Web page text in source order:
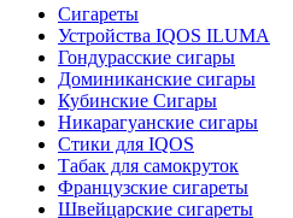
Сигареты
Устройства IQOS ILUMA
Гондурасские сигары
Доминиканские сигары
Кубинские Сигары
Никарагуанские сигары
Стики для IQOS
Табак для самокруток
Французские сигареты
Швейцарские сигареты